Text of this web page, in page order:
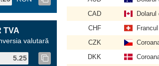
TVA
valutară
CAD
Dolarul
CHF
CZK
DKK